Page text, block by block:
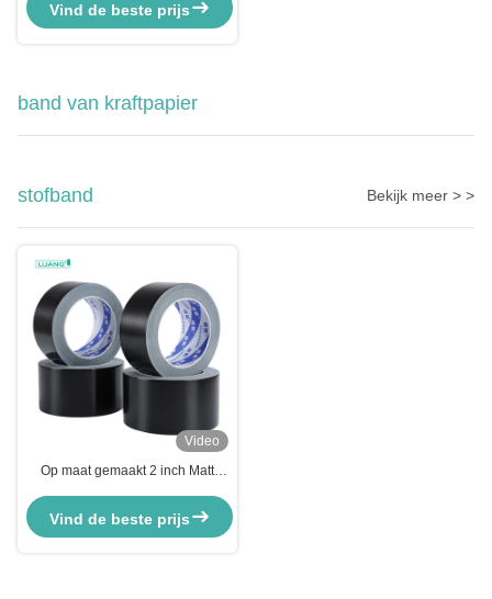
Vind de beste prijs
band van kraftpapier
stofband Bekijk meer > >
Video
Op maat gemaakt 2 inch Matt
Afdichting
Vind de beste prijs